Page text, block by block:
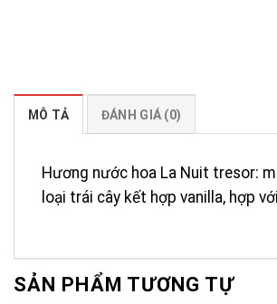
MÔ TẢ ĐÁNH GIÁ (0)
Hương nước hoa La Nuit tresor:
loại trái cây kết hợp vanilla, hợp
SẢN PHẨM TƯƠNG TỰ